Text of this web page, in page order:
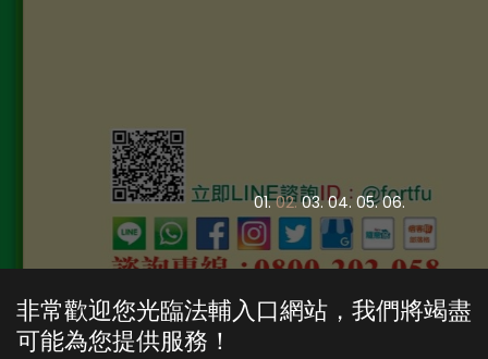
01. 02. 03. 04. 05. 06.
非常歡迎您光臨法輔入口網站，我們將竭盡
可能為您提供服務！